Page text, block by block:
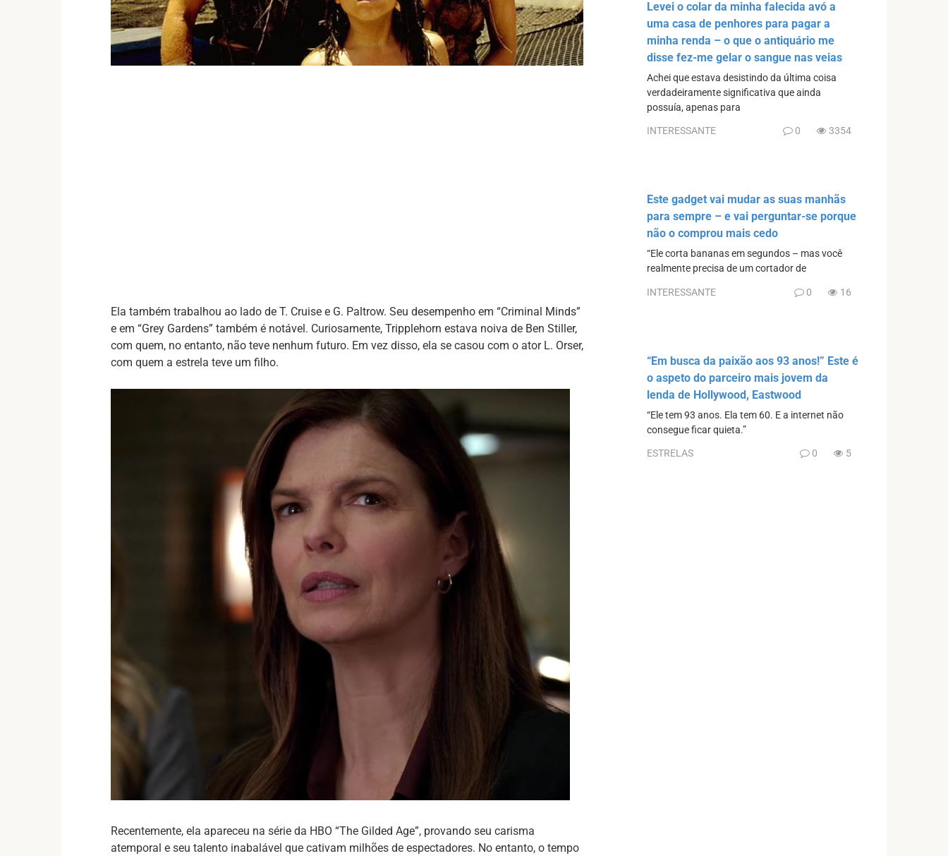
Ela também trabalhou ao lado de T. Cruise e G. Paltrow. Seu desempenho em “Criminal Minds”
e em “Grey Gardens” também é notável. Curiosamente, Tripplehorn estava noiva de Ben Stiller,
com quem, no entanto, não teve nenhum futuro. Em vez disso, ela se casou com o ator L. Orser,
com quem a estrela teve um filho.
Recentemente, ela apareceu na série da HBO “The Gilded Age”, provando seu carisma
atemporal e seu talento inabalável que cativam milhões de espectadores. No entanto, o tempo
Levei o colar da minha falecida avó a
uma casa de penhores para pagar a
minha renda – o que o antiquário me
disse fez-me gelar o sangue nas veias
Achei que estava desistindo da última coisa
verdadeiramente significativa que ainda
possuía, apenas para
INTERESSANTE 0 3354
Este gadget vai mudar as suas manhãs
para sempre – e vai perguntar-se porque
não o comprou mais cedo
“Ele corta bananas em segundos – mas você
realmente precisa de um cortador de
INTERESSANTE 0 16
“Em busca da paixão aos 93 anos!” Este é
o aspeto do parceiro mais jovem da
lenda de Hollywood, Eastwood
“Ele tem 93 anos. Ela tem 60. E a internet não
consegue ficar quieta.”
ESTRELAS 0 5